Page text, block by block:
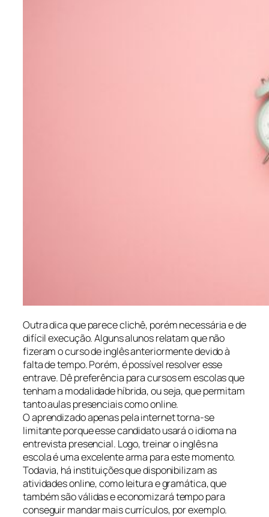
Outra dica que parece clichê, porém necessária e de
difícil execução. Alguns alunos relatam que não
fizeram o curso de inglês anteriormente devido à
falta de tempo. Porém, é possível resolver esse
entrave. Dê preferência para cursos em escolas que
tenham a modalidade híbrida, ou seja, que permitam
tanto aulas presenciais como online.
O aprendizado apenas pela internet torna-se
limitante porque esse candidato usará o idioma na
entrevista presencial. Logo, treinar o inglês na
escola é uma excelente arma para este momento.
Todavia, há instituições que disponibilizam as
atividades online, como leitura e gramática, que
também são válidas e economizará tempo para
conseguir mandar mais currículos, por exemplo.